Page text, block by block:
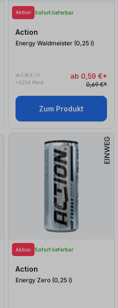
Aktion Sofort lieferbar
Action
Energy Waldmeister (0,25 l)
ab 2,36 € / 1 l
+ 0,25 € Pfand
ab 0,59 €*
0,69 €*
Zum Produkt
EINWEG
Aktion Sofort lieferbar
Action
Energy Zero (0,25 l)